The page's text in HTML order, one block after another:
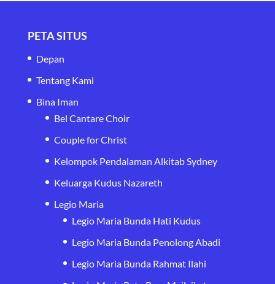
PETA SITUS
Depan
Tentang Kami
Bina Iman
Bel Cantare Choir
Couple for Christ
Kelompok Pendalaman Alkitab Sydney
Keluarga Kudus Nazareth
Legio Maria
Legio Maria Bunda Hati Kudus
Legio Maria Bunda Penolong Abadi
Legio Maria Bunda Rahmat Ilahi